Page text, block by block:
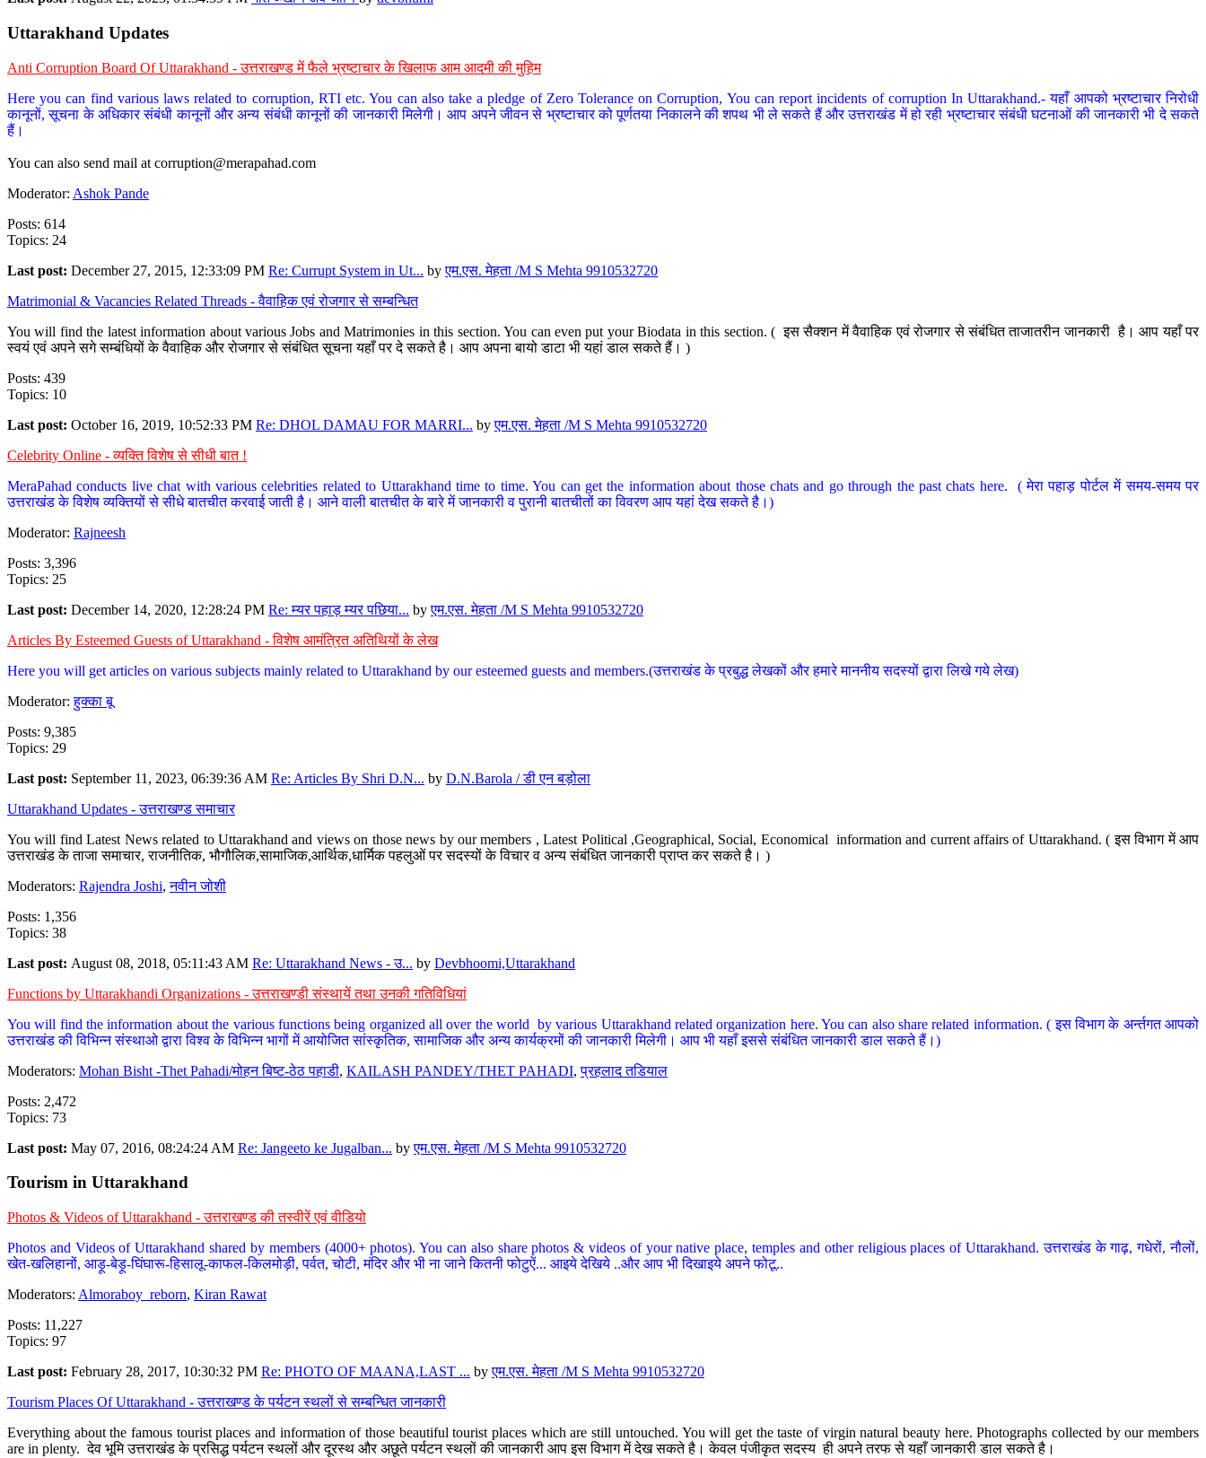
Uttarakhand Updates
Anti Corruption Board Of Uttarakhand - उत्तराखण्ड में फैले भ्रष्टाचार के खिलाफ आम आदमी की मुहिम
Here you can find various laws related to corruption, RTI etc. You can also take a pledge of Zero Tolerance on Corruption, You can report incidents of corruption In Uttarakhand.- यहाँ आपको भ्रष्टाचार निरोधी
कानूनों, सूचना के अधिकार संबंधी कानूनों और अन्य संबंधी कानूनों की जानकारी मिलेगी। आप अपने जीवन से भ्रष्टाचार को पूर्णतया निकालने की शपथ भी ले सकते हैं और उत्तराखंड में हो रही भ्रष्टाचार संबंधी घटनाओं की जानकारी भी दे सकते
हैं।
You can also send mail at corruption@merapahad.com
Moderator: Ashok Pande
Posts: 614
Topics: 24
Last post: December 27, 2015, 12:33:09 PM Re: Currupt System in Ut... byएम.एस. मेहता /M S Mehta 9910532720
Matrimonial & Vacancies Related Threads - वैवाहिक एवं रोजगार से सम्बन्धित
You will find the latest information about various Jobs and Matrimonies in this section. You can even put your Biodata in this section. ( इस सैक्शन में वैवाहिक एवं रोजगार से संबंधित ताजातरीन जानकारी है। आप यहाँ पर
स्वयं एवं अपने सगे सम्बंधियों के वैवाहिक और रोजगार से संबंधित सूचना यहाँ पर दे सकते है। आप अपना बायो डाटा भी यहां डाल सकते हैं। )
Posts: 439
Topics: 10
Last post: October 16, 2019, 10:52:33 PM Re: DHOL DAMAU FOR MARRI... byएम.एस. मेहता /M S Mehta 9910532720
Celebrity Online - व्यक्ति विशेष से सीधी बात !
MeraPahad conducts live chat with various celebrities related to Uttarakhand time to time. You can get the information about those chats and go through the past chats here. ( मेरा पहाड़ पोर्टल में समय-समय पर
उत्तराखंड के विशेष व्यक्तियों से सीधे बातचीत करवाई जाती है। आने वाली बातचीत के बारे में जानकारी व पुरानी बातचीतों का विवरण आप यहां देख सकते है।)
Moderator: Rajneesh
Posts: 3,396
Topics: 25
Last post: December 14, 2020, 12:28:24 PM Re: म्यर पहाड़ म्यर पछिया... byएम.एस. मेहता /M S Mehta 9910532720
Articles By Esteemed Guests of Uttarakhand - विशेष आमंत्रित अतिथियों के लेख
Here you will get articles on various subjects mainly related to Uttarakhand by our esteemed guests and members.(उत्तराखंड के प्रबुद्ध लेखकों और हमारे माननीय सदस्यों द्वारा लिखे गये लेख)
Moderator:हुक्का बू
Posts: 9,385
Topics: 29
Last post: September 11, 2023, 06:39:36 AM Re: Articles By Shri D.N... by D.N.Barola / डी एन बड़ोला
Uttarakhand Updates - उत्तराखण्ड समाचार
You will find Latest News related to Uttarakhand and views on those news by our members , Latest Political ,Geographical, Social, Economical information and current affairs of Uttarakhand. ( इस विभाग में आप
उत्तराखंड के ताजा समाचार, राजनीतिक, भौगौलिक,सामाजिक,आर्थिक,धार्मिक पहलुओं पर सदस्यों के विचार व अन्य संबंधित जानकारी प्राप्त कर सकते है। )
Moderators: Rajendra Joshi,नवीन जोशी
Posts: 1,356
Topics: 38
Last post: August 08, 2018, 05:11:43 AM Re: Uttarakhand News - उ... by Devbhoomi,Uttarakhand
Functions by Uttarakhandi Organizations - उत्तराखण्डी संस्थायें तथा उनकी गतिविधियां
You will find the information about the various functions being organized all over the world by various Uttarakhand related organization here. You can also share related information. ( इस विभाग के अर्न्तगत आपको
उत्तराखंड की विभिन्न संस्थाओ द्वारा विश्व के विभिन्न भागों में आयोजित सांस्कृतिक, सामाजिक और अन्य कार्यक्रमों की जानकारी मिलेगी। आप भी यहाँ इससे संबंधित जानकारी डाल सकते हैं।)
Moderators: Mohan Bisht -Thet Pahadi/मोहन बिष्ट-ठेठ पहाडी, KAILASH PANDEY/THET PAHADI,प्रहलाद तडियाल
Posts: 2,472
Topics: 73
Last post: May 07, 2016, 08:24:24 AM Re: Jangeeto ke Jugalban... byएम.एस. मेहता /M S Mehta 9910532720
Tourism in Uttarakhand
Photos & Videos of Uttarakhand - उत्तराखण्ड की तस्वीरें एवं वीडियो
Photos and Videos of Uttarakhand shared by members (4000+ photos). You can also share photos & videos of your native place, temples and other religious places of Uttarakhand. उत्तराखंड के गाढ़, गधेरों, नौलों,
खेत-खलिहानों, आड़ू-बेड़ू-घिंघारू-हिसालू-काफल-किलमोड़ी, पर्वत, चोटी, मंदिर और भी ना जाने कितनी फोटुऐं... आइये देखिये ..और आप भी दिखाइये अपने फोटू..
Moderators: Almoraboy_reborn, Kiran Rawat
Posts: 11,227
Topics: 97
Last post: February 28, 2017, 10:30:32 PM Re: PHOTO OF MAANA,LAST ... byएम.एस. मेहता /M S Mehta 9910532720
Tourism Places Of Uttarakhand - उत्तराखण्ड के पर्यटन स्थलों से सम्बन्धित जानकारी
Everything about the famous tourist places and information of those beautiful tourist places which are still untouched. You will get the taste of virgin natural beauty here. Photographs collected by our members
are in plenty. देव भूमि उत्तराखंड के प्रसिद्ध पर्यटन स्थलों और दूरस्थ और अछूते पर्यटन स्थलों की जानकारी आप इस विभाग में देख सकते है। केवल पंजीकृत सदस्य ही अपने तरफ से यहाँ जानकारी डाल सकते है।